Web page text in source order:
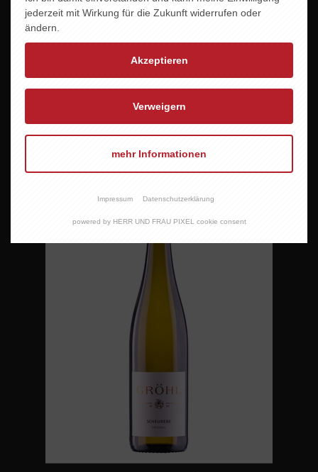
RINGS MUSKATELLER
11,95 EUR
jederzeit mit Wirkung für die Zukunft widerrufen oder
ändern.
Akzeptieren
Verweigern
mehr Informationen
Impressum Datenschutzerklärung
powered by HERR UND FRAU PIXEL cookie consent